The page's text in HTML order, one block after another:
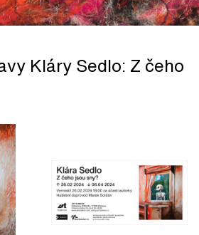
Kláry Sedlo: Z čeho